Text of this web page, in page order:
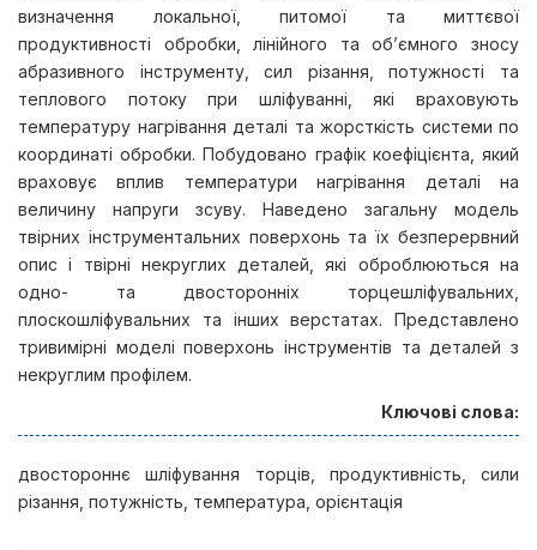
визначення локальної, питомої та миттєвої
продуктивності обробки, лінійного та об’ємного зносу
абразивного інструменту, сил різання, потужності та
теплового потоку при шліфуванні, які враховують
температуру нагрівання деталі та жорсткість системи по
координаті обробки. Побудовано графік коефіцієнта, який
враховує вплив температури нагрівання деталі на
величину напруги зсуву. Наведено загальну модель
твірних інструментальних поверхонь та їх безперервний
опис і твірні некруглих деталей, які оброблюються на
одно- та двосторонніх торцешліфувальних,
плоскошліфувальних та інших верстатах. Представлено
тривимірні моделі поверхонь інструментів та деталей з
некруглим профілем.
Ключові слова:
двостороннє шліфування торців, продуктивність, сили
різання, потужність, температура, орієнтація